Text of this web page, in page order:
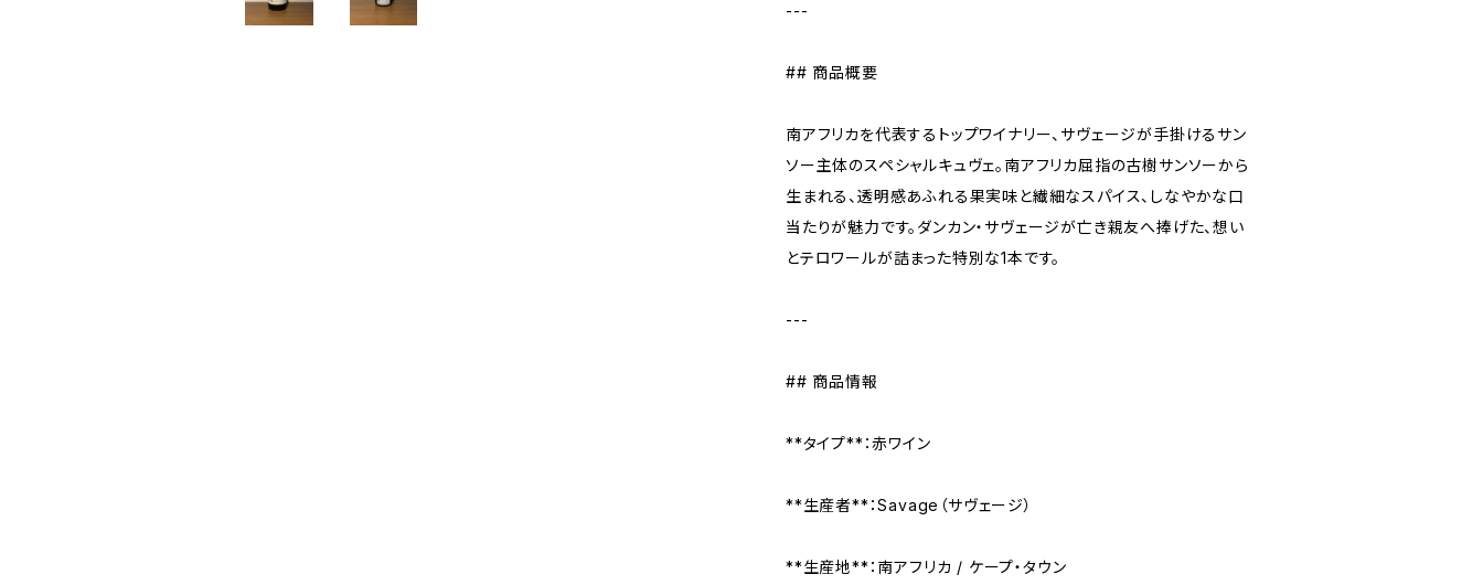
---
## 商品概要
南アフリカを代表するトップワイナリー、サヴェージが手掛けるサン
ソー主体のスペシャルキュヴェ。南アフリカ屈指の古樹サンソーから
生まれる、透明感あふれる果実味と繊細なスパイス、しなやかな口
当たりが魅力です。ダンカン・サヴェージが亡き親友へ捧げた、想い
とテロワールが詰まった特別な1本です。
---
## 商品情報
**タイプ**：赤ワイン
**生産者**：Savage（サヴェージ）
**生産地**：南アフリカ / ケープ・タウン